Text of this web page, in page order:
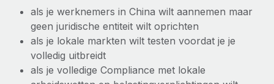
Productupdates van Remote: Gusto- en Xero-
integraties en Contractor Management Plus
Het blijft de missie van Remote om alle soorten bedrijven
te helpen bij het aannemen, beheren en...
als je werknemers in China wilt aannemen maar
geen juridische entiteit wilt oprichten
als je lokale markten wilt testen voordat je je
volledig uitbreidt
als je volledige Compliance met lokale